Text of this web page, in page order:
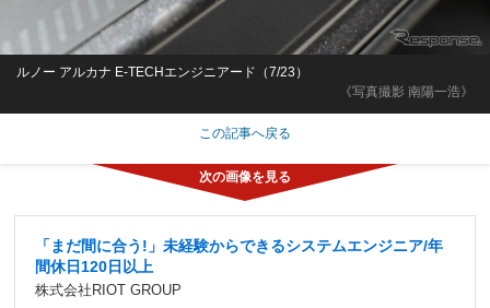
《写真撮影 南陽一浩》
ルノー アルカナ E-TECHエンジニアード（7/23）
この記事へ戻る
「まだ間に合う!」未経験からできるシステムエンジニア/年
間休日120日以上
株式会社RIOT GROUP